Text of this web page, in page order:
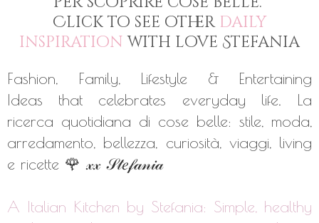
Click to see other daily
inspiration with love Stefania
Fashion, Family, Lifestyle & Entertaining
Ideas that celebrates everyday life. La
ricerca quotidiana di cose belle: stile, moda,
arredamento, bellezza, curiosità, viaggi, living
e ricette 🌹 𝓍𝓍 𝒮𝓉𝑒𝒻𝒶𝓃𝒾𝒶
A Italian Kitchen by Stefania: Simple, healthy